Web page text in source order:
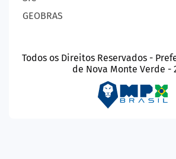
GEOBRAS
Todos os Direitos Reservados -
de Nova Monte Verde -